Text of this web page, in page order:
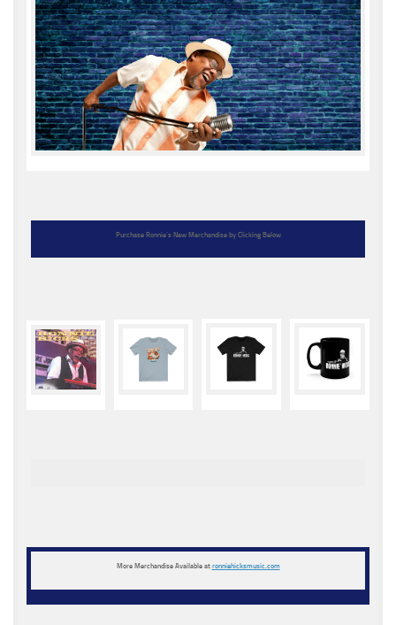
Purchase Ronnie’s New Merchandise by Clicking Below
More Merchandise Available at ronniehicksmusic.com